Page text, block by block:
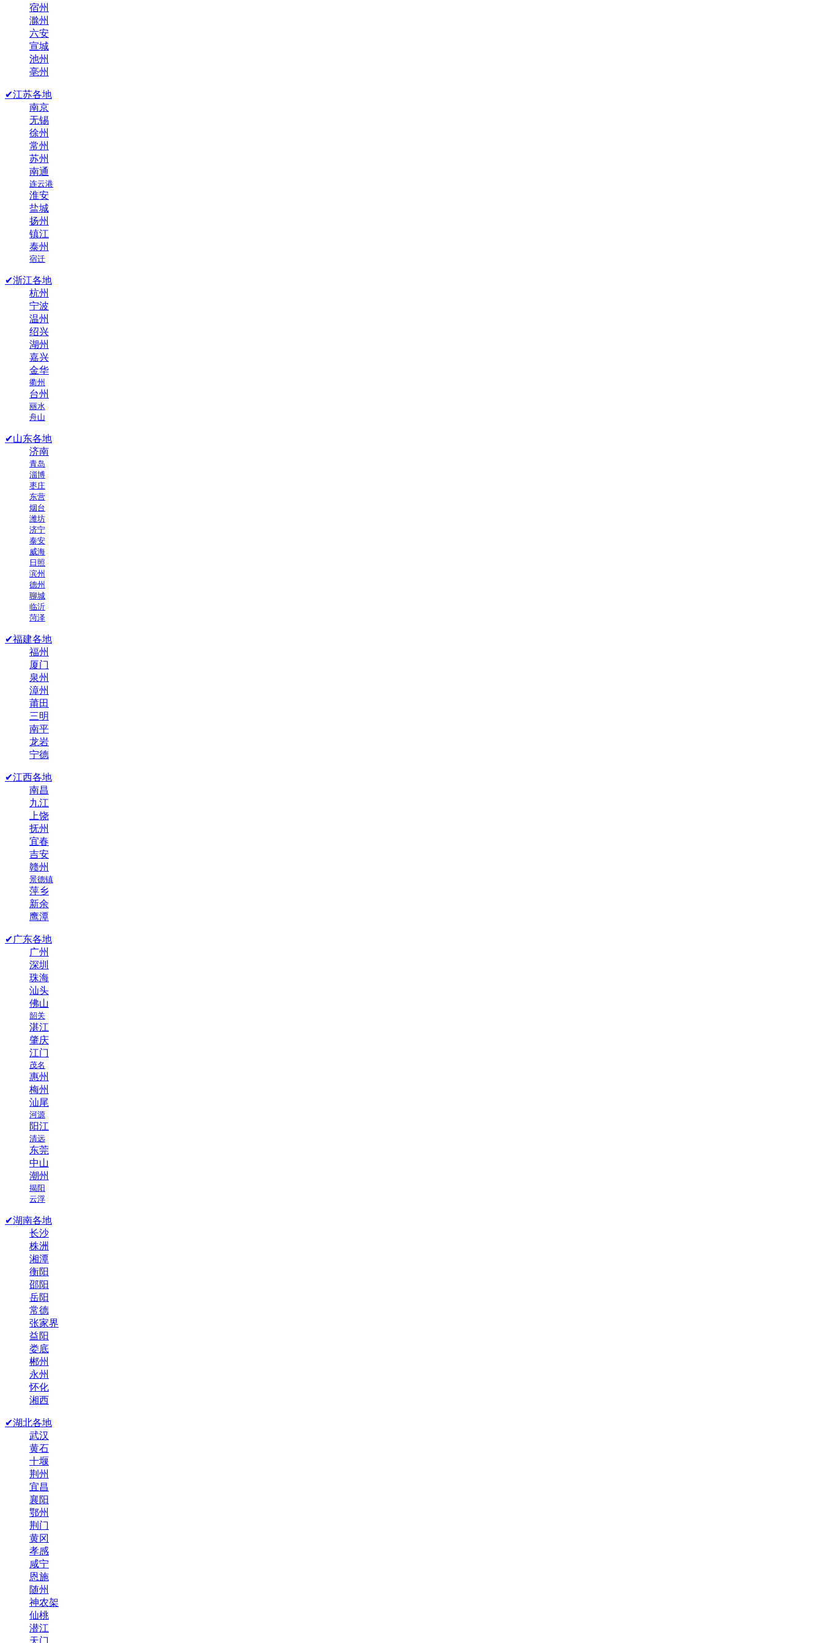
宿州
滁州
六安
宣城
池州
亳州
✔江苏各地
南京
无锡
徐州
常州
苏州
南通
连云港
淮安
盐城
扬州
镇江
泰州
宿迁
✔浙江各地
杭州
宁波
温州
绍兴
湖州
嘉兴
金华
衢州
台州
丽水
舟山
✔山东各地
济南
青岛
淄博
枣庄
东营
烟台
潍坊
济宁
泰安
威海
日照
滨州
德州
聊城
临沂
菏泽
✔福建各地
福州
厦门
泉州
漳州
莆田
三明
南平
龙岩
宁德
✔江西各地
南昌
九江
上饶
抚州
宜春
吉安
赣州
景德镇
萍乡
新余
鹰潭
✔广东各地
广州
深圳
珠海
汕头
佛山
韶关
湛江
肇庆
江门
茂名
惠州
梅州
汕尾
河源
阳江
清远
东莞
中山
潮州
揭阳
云浮
✔湖南各地
长沙
株洲
湘潭
衡阳
邵阳
岳阳
常德
张家界
益阳
娄底
郴州
永州
怀化
湘西
✔湖北各地
武汉
黄石
十堰
荆州
宜昌
襄阳
鄂州
荆门
黄冈
孝感
咸宁
恩施
随州
神农架
仙桃
潜江
天门